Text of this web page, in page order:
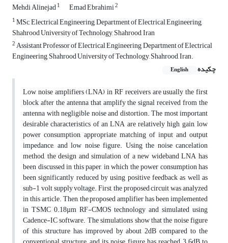
Mehdi Alinejad1 Emad Ebrahimi2
1MSc, Electrical Engineering, Department of Electrical Engineering,
Shahrood University of Technology, Shahrood, Iran
2Assistant Professor of Electrical Engineering, Department of Electrical
Engineering, Shahrood University of Technology, Shahrood, Iran.
چکیده
English
Low noise amplifiers (LNA) in RF receivers are usually the first
block after the antenna that amplify the signal received from the
antenna with negligible noise and distortion. The most important
desirable characteristics of an LNA are relatively high gain, low
power consumption, appropriate matching of input and output
impedance, and low noise figure. Using the noise cancelation
method, the design and simulation of a new wideband LNA has
been discussed in this paper, in which the power consumption has
been significantly reduced by using positive feedback as well as
sub-1 volt supply voltage. First, the proposed circuit was analyzed
in this article. Then, the proposed amplifier has been implemented
in TSMC 0.18µm RF-CMOS technology and simulated using
Cadence-IC software. The simulations show that the noise figure
of this structure has improved by about 2dB compared to the